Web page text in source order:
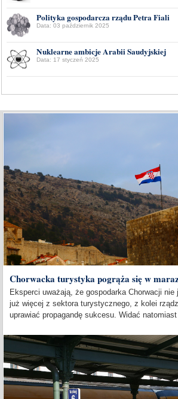
Polityka gospodarcza rządu Petra Fiali
Data: 03 październik 2025
Nuklearne ambicje Arabii Saudyjskiej
Data: 17 styczeń 2025
Chorwacka turystyka pogrąża się w
Eksperci uważają, że gospodarka Chorwacji
już więcej z sektora turystycznego, z kolei
uprawiać propagandę sukcesu. Widać natomiast